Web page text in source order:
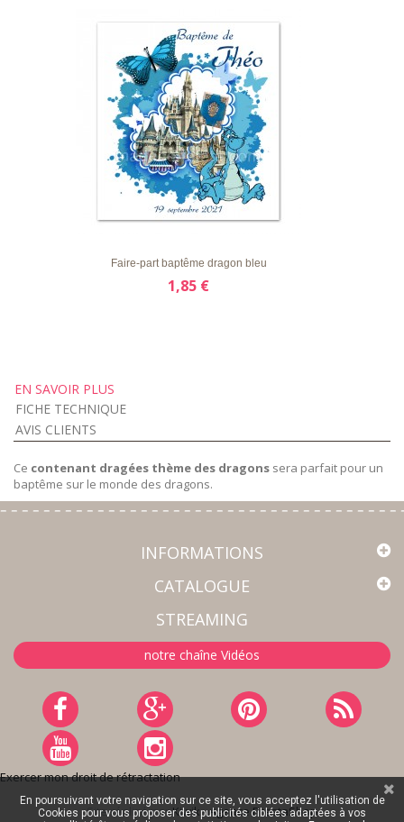
APERÇU RAPIDE
Faire-part baptême dragon bleu
1,85 €
EN SAVOIR PLUS
FICHE TECHNIQUE
AVIS CLIENTS
Ce contenant dragées thème des dragons sera parfait pour un
baptême sur le monde des dragons.
INFORMATIONS
CATALOGUE
STREAMING
notre chaîne Vidéos
Exercer mon droit de rétractation
Site réalisé parKiwik - Agence PrestaShop
En poursuivant votre navigation sur ce site, vous acceptez l'utilisation de
Cookies pour vous proposer des publicités ciblées adaptées à vos